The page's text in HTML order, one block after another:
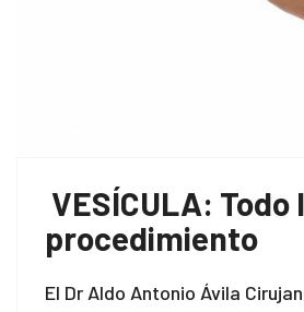
VESÍCULA:
procedimiento
El Dr Aldo Antonio Ávila